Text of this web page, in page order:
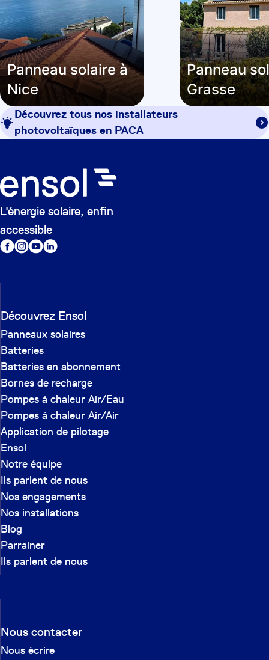
Panneau solaire à
Nice
Panneau
Grasse
Découvrez tous nos installateurs
photovoltaïques en PACA
L'énergie solaire, enfin
accessible
Découvrez Ensol
Panneaux solaires
Batteries
Batteries en abonnement
Bornes de recharge
Pompes à chaleur Air/Eau
Pompes à chaleur Air/Air
Application de pilotage
Ensol
Notre équipe
Ils parlent de nous
Nos engagements
Nos installations
Blog
Parrainer
Ils parlent de nous
Nous contacter
Nous écrire